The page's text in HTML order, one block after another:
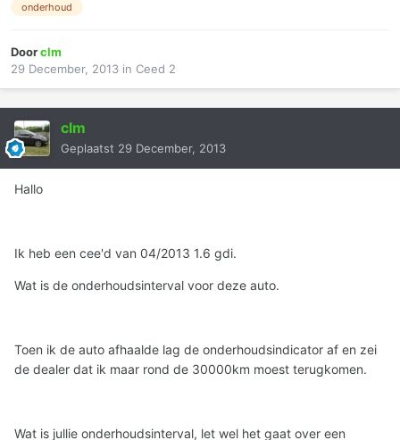
onderhoud
Doorclm
29 December, 2013 in Ceed 2
clm
Geplaatst 29 December, 2013
Hallo
Ik heb een cee'd van 04/2013 1.6 gdi.
Wat is de onderhoudsinterval voor deze auto.
Toen ik de auto afhaalde lag de onderhoudsindicator af en zei
de dealer dat ik maar rond de 30000km moest terugkomen.
Wat is jullie onderhoudsinterval, let wel het gaat over een